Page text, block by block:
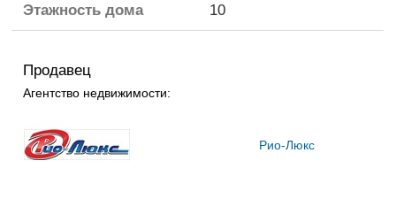
Этажность дома 10
Продавец
Агентство недвижимости:
Рио-Люкс